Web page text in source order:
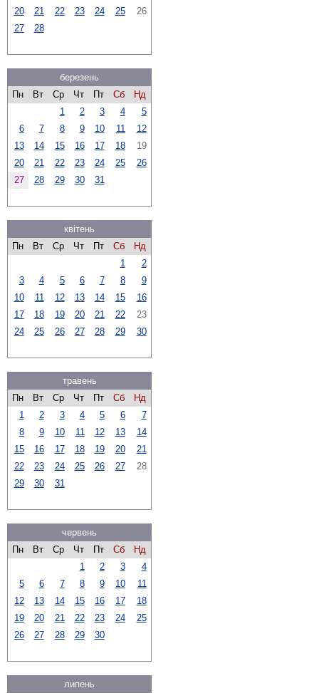
20 21 22 23 24 25
26
27
28
березень
Пн
Вт Ср Чт Пт Сб
Нд
1
2 3 4
5
6
7 8 9 10 11
12
13
14 15 16 17 18
19
20
21 22 23 24 25
26
27
28 29 30 31
квітень
Пн
Вт Ср Чт Пт Сб
Нд
1
2
3
4 5 6 7 8
9
10
11 12 13 14 15
16
17
18 19 20 21 22
23
24
25 26 27 28 29 30
травень
Пн
Вт Ср Чт Пт Сб
Нд
1
2 3 4 5 6
7
8
9 10 11 12 13
14
15
16 17 18 19 20
21
22
23 24 25 26 27
28
29
30 31
червень
Пн
Вт Ср Чт Пт Сб
Нд
1
2 3
4
5
6 7 8 9 10
11
12
13 14 15 16 17
18
19
20 21 22 23 24
25
26
27 28 29 30
липень